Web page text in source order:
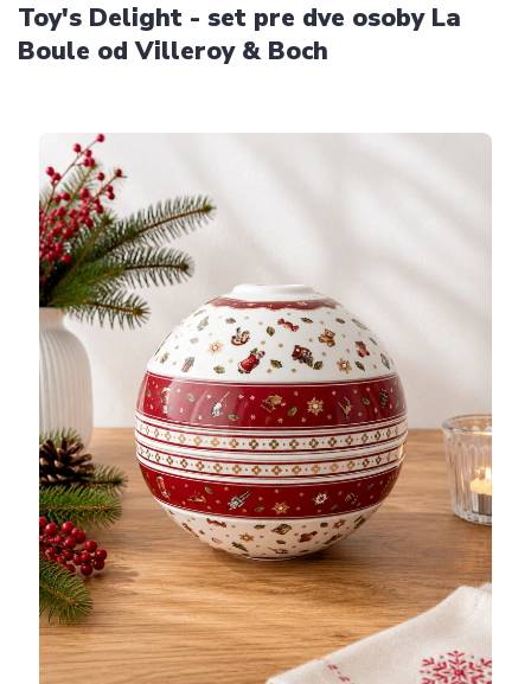
Toy's Delight - set pre dve osoby La
Boule od Villeroy & Boch